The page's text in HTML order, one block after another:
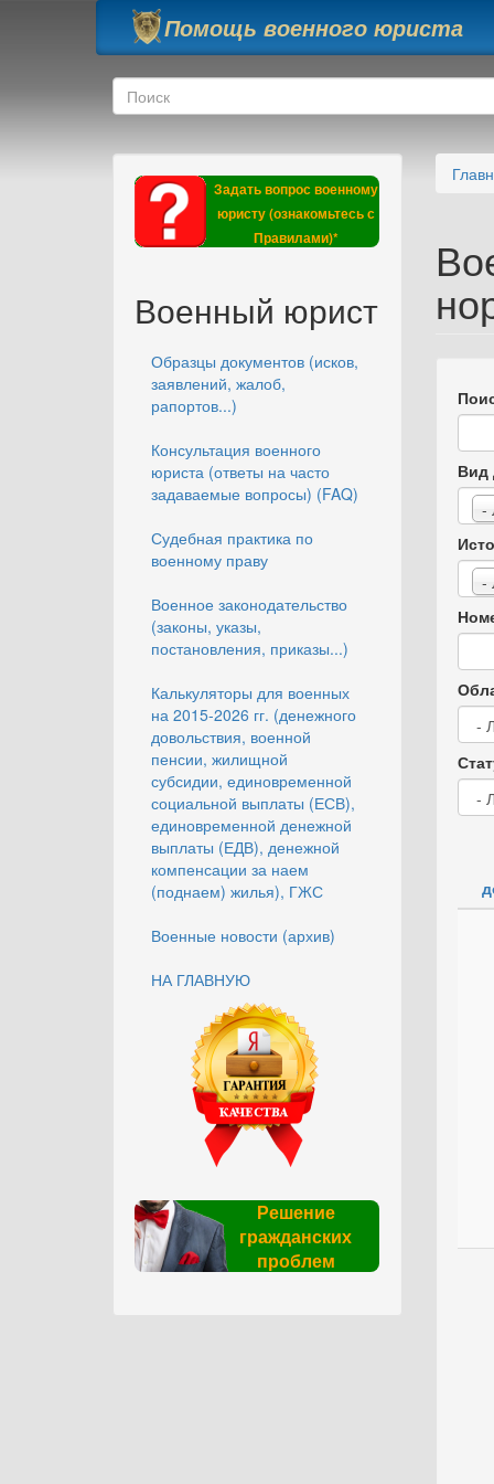
Перейти к основному содержанию
Помощь военного юриста
Форма поиска
Поиск
Задать вопрос военному
юристу (ознакомьтесь с
Правилами)*
Военный юрист
Образцы документов (исков,
заявлений, жалоб,
рапортов...)
Консультация военного
юриста (ответы на часто
задаваемые вопросы) (FAQ)
Судебная практика по
военному праву
Военное законодательство
(законы, указы,
постановления, приказы...)
Калькуляторы для военных
на 2015-2026 гг. (денежного
довольствия, военной
пенсии, жилищной
субсидии, единовременной
социальной выплаты (ЕСВ),
единовременной денежной
выплаты (ЕДВ), денежной
компенсации за наем
(поднаем) жилья), ГЖС
Военные новости (архив)
НА ГЛАВНУЮ
Решение
гражданских
проблем
Вид
-
-